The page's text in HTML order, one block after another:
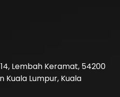
Lembah Keramat, 54200
Kuala Lumpur, Kuala